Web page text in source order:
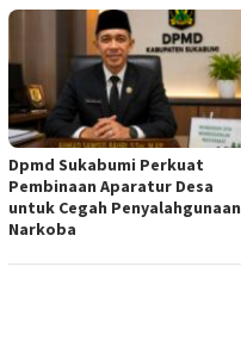
Dpmd Sukabumi Perkuat
Pembinaan Aparatur Desa
untuk Cegah Penyalahgunaan
Narkoba